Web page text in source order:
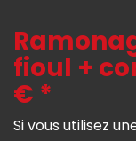
fioul +
€ *
Si vous utilisez